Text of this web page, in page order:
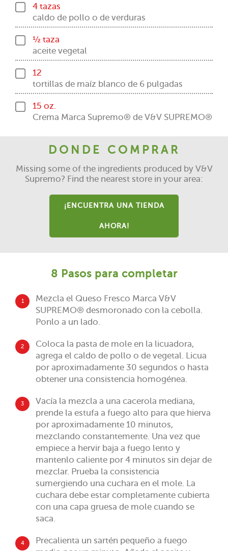
4 tazas
caldo de pollo o de verduras
½ taza
aceite vegetal
12
tortillas de maíz blanco de 6 pulgadas
15 oz.
Crema Marca Supremo® de V&V SUPREMO®
DONDE COMPRAR
Missing some of the ingredients produced by V&V
Supremo? Find the nearest store in your area:
¡ENCUENTRA UNA TIENDA
AHORA!
8 Pasos para completar
1
Mezcla el Queso Fresco Marca V&V
SUPREMO® desmoronado con la cebolla.
Ponlo a un lado.
2
Coloca la pasta de mole en la licuadora,
agrega el caldo de pollo o de vegetal. Licua
por aproximadamente 30 segundos o hasta
obtener una consistencia homogénea.
3
Vacía la mezcla a una cacerola mediana,
prende la estufa a fuego alto para que hierva
por aproximadamente 10 minutos,
mezclando constantemente. Una vez que
empiece a hervir baja a fuego lento y
mantenlo caliente por 4 minutos sin dejar de
mezclar. Prueba la consistencia
sumergiendo una cuchara en el mole. La
cuchara debe estar completamente cubierta
con una capa gruesa de mole cuando se
saca.
4
Precalienta un sartén pequeño a fuego